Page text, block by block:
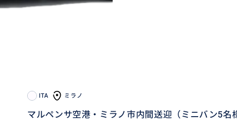
ITA ミラノ
マルペンサ空港・ミラノ市内間送迎（ミニバン5名